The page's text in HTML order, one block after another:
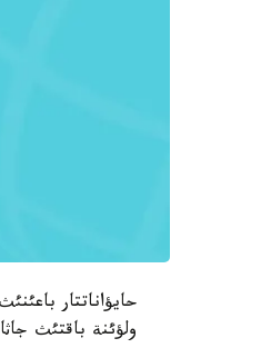
حايؤاناتتار
ولؤئنة باقتئث